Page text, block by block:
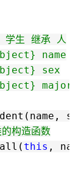
构造函数
this